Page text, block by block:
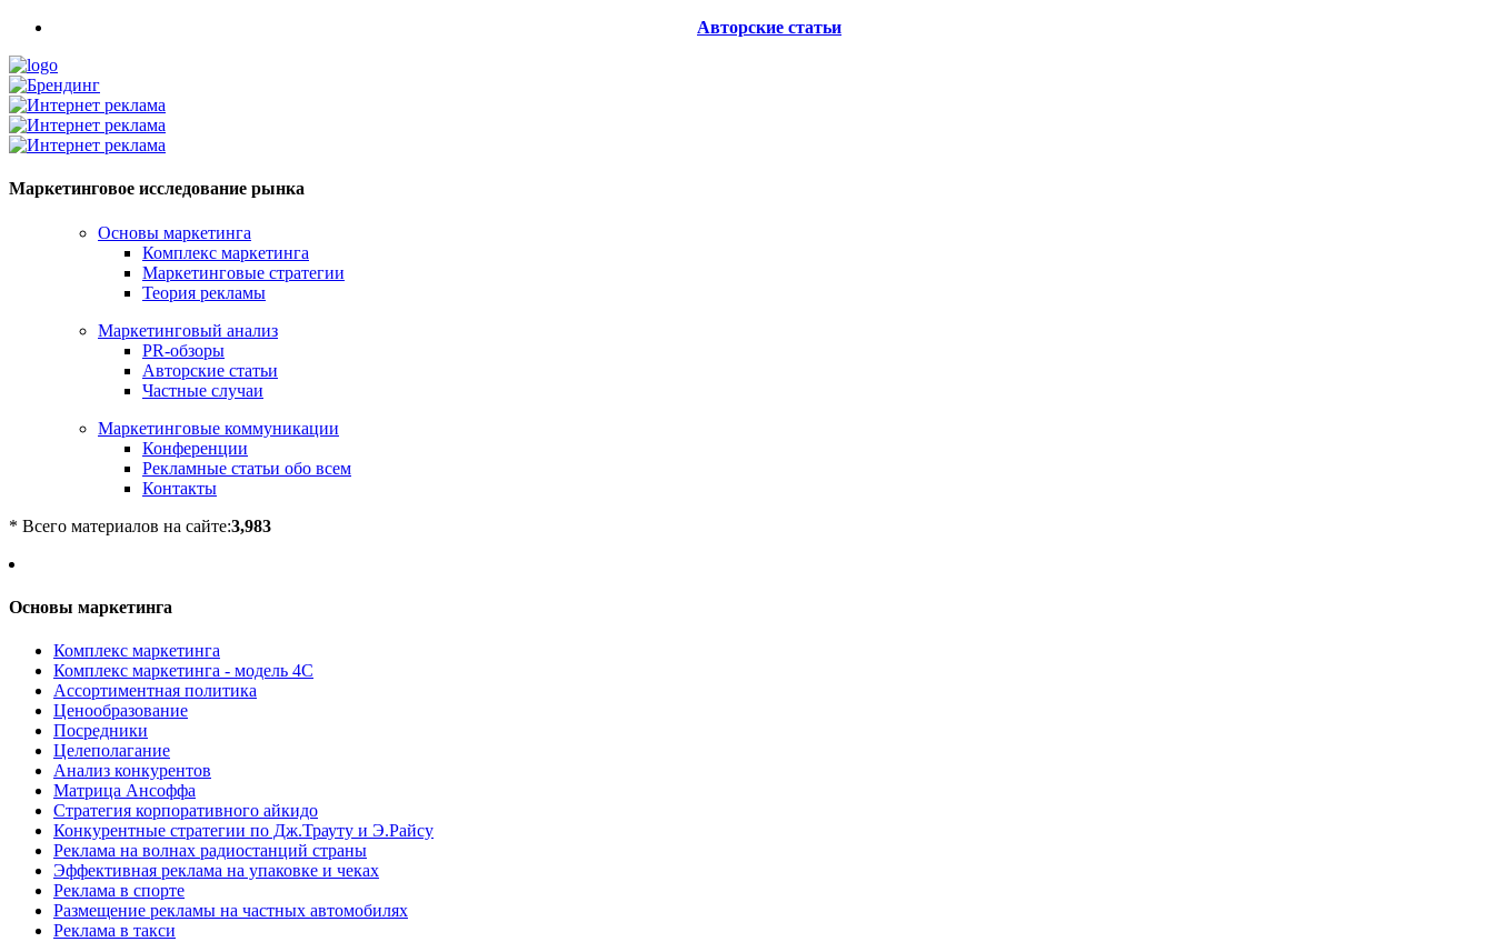
Авторские статьи
Маркетинговое исследование рынка
Основы маркетинга
Комплекс маркетинга
Маркетинговые стратегии
Теория рекламы
Маркетинговый анализ
PR-обзоры
Авторские статьи
Частные случаи
Маркетинговые коммуникации
Конференции
Рекламные статьи обо всем
Контакты
* Всего материалов на сайте:3,983
Основы маркетинга
Комплекс маркетинга
Комплекс маркетинга - модель 4С
Ассортиментная политика
Ценообразование
Посредники
Целеполагание
Анализ конкурентов
Матрица Ансоффа
Стратегия корпоративного айкидо
Конкурентные стратегии по Дж.Трауту и Э.Райсу
Реклама на волнах радиостанций страны
Эффективная реклама на упаковке и чеках
Реклама в спорте
Размещение рекламы на частных автомобилях
Реклама в такси